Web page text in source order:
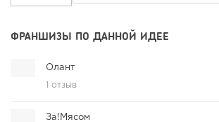
ФРАНШИЗЫ ПО ДАННОЙ ИДЕЕ
Олант
1 отзыв
За!Мясом